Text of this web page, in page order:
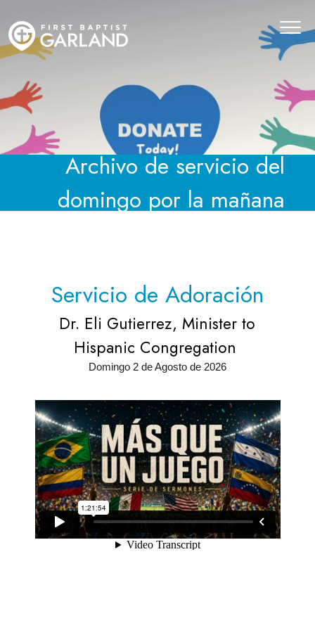
Archivo de servicio del
domingo por la mañana
Servicio de Adoración
Dr. Eli Gutierrez, Minister to
Hispanic Congregation
Domingo 2 de Agosto de 2026